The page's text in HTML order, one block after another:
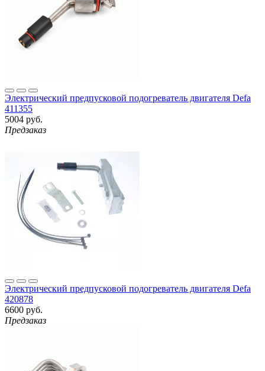
Электрический предпусковой подогреватель двигателя Defa
411355
5004 руб.
Предзаказ
Электрический предпусковой подогреватель двигателя Defa
420878
6600 руб.
Предзаказ